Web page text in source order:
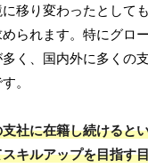
移り変わったとして
られます。特にグロ
く、国内外に多くの
。
社に在籍し続けると
キルアップを目指す